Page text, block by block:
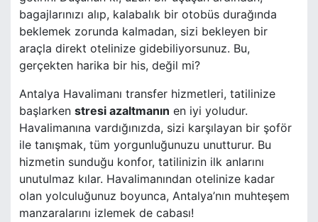
bagajlarınızı alıp, kalabalık bir otobüs durağında
beklemek zorunda kalmadan, sizi bekleyen bir
araçla direkt otelinize gidebiliyorsunuz. Bu,
gerçekten harika bir his, değil mi?
Antalya Havalimanı transfer hizmetleri, tatilinize
başlarken stresi azaltmanın en iyi yoludur.
Havalimanına vardığınızda, sizi karşılayan bir şoför
ile tanışmak, tüm yorgunluğunuzu unutturur. Bu
hizmetin sunduğu konfor, tatilinizin ilk anlarını
unutulmaz kılar. Havalimanından otelinize kadar
olan yolculuğunuz boyunca, Antalya’nın muhteşem
manzaralarını izlemek de cabası!